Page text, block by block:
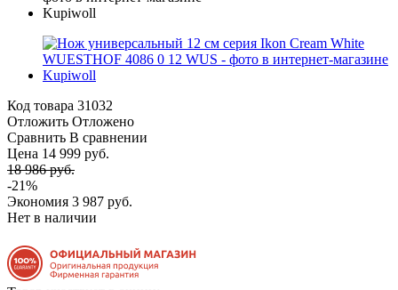
Код товара 31032
Отложить Отложено
Сравнить В сравнении
Цена 14 999 руб.
18 986 руб.
-21%
Экономия 3 987 руб.
Нет в наличии